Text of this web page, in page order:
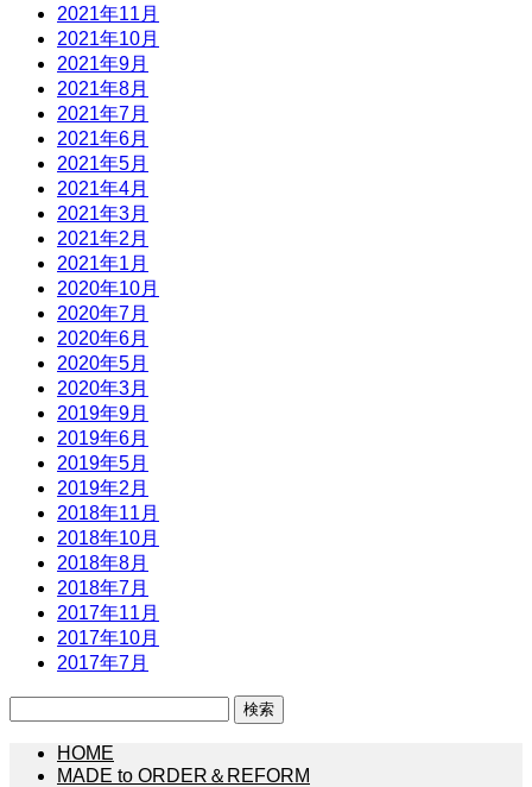
2021年11月
2021年10月
2021年9月
2021年8月
2021年7月
2021年6月
2021年5月
2021年4月
2021年3月
2021年2月
2021年1月
2020年10月
2020年7月
2020年6月
2020年5月
2020年3月
2019年9月
2019年6月
2019年5月
2019年2月
2018年11月
2018年10月
2018年8月
2018年7月
2017年11月
2017年10月
2017年7月
HOME
MADE to ORDER＆REFORM